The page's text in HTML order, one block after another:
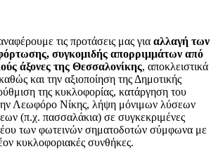
τις προτάσεις μας για αλλαγή των
συγκομιδής απορριμμάτων από
άξονες της Θεσσαλονίκης, αποκλειστικά
και την αξιοποίηση της Δημοτικής
της κυκλοφορίας, κατάργηση του
Λεωφόρο Νίκης, λήψη μόνιμων λύσεων
(π.χ. πασσαλάκια) σε συγκεκριμένες
των φωτεινών σηματοδοτών σύμφωνα με
κυκλοφοριακές συνθήκες.